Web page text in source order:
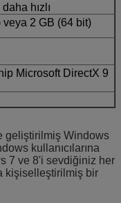
hızlı
2 GB (64 bit)
Microsoft DirectX 9
geliştirilmiş Windows
kullanıcılarına
7 ve 8'i sevdiğiniz her
kişiselleştirilmiş bir